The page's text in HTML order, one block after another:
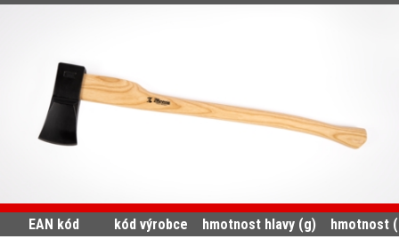
EAN kód kód výrobce hmotnost hlavy (g)
hmotnost